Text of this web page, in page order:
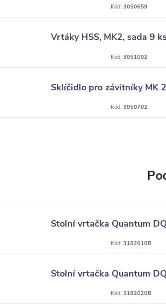
Kód: 3050659
Vrtáky HSS, MK2, sada 9 ks
Kód: 3051002
Sklíčidlo pro závitníky MK
Kód: 3050702
Stolní vrtačka Quantum
Kód: 3182010B
Stolní vrtačka Quantum
Kód: 3182020B